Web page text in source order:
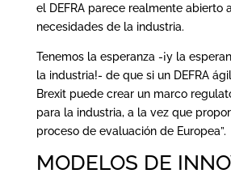
el DEFRA parece realmente abierto
necesidades de la industria.
Tenemos la esperanza -¡y la
la industria!- de que si un DEFRA
Brexit puede crear un marco
para la industria, a la vez que
proceso de evaluación de Europea”.
MODELOS DE